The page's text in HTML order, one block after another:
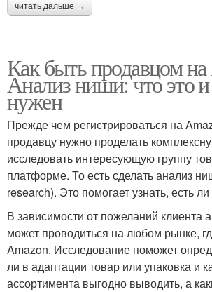
читать дальше →
Как быть продавцом
Анализ ниши: что это
нужен
Прежде чем регистрироваться на
продавцу нужно проделать
исследовать интересующую группу
платформе. То есть сделать анализ
research). Это помогает узнать, есть
В зависимости от пожеланий клиента
может проводиться на любом рынке,
Amazon. Исследование поможет
ли в адаптации товар или упаковка и
ассортимента выгодно выводить, а